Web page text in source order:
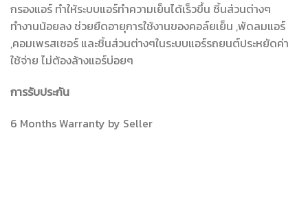
กรองแอร์ ทำให้ระบบแอร์ทำความเย็นได้เร็วขึ้น ชิ้นส่วนต่างๆ
ทำงานน้อยลง ช่วยยืดอายุการใช้งานของคอล์ยเย็น ,พัดลมแอร์
,คอมเพรสเซอร์ และชิ้นส่วนต่างๆในระบบแอร์รถยนต์ประหยัดค่า
ใช้จ่าย ไม่ต้องล้างแอร์บ่อยๆ
การรับประกัน
6 Months Warranty by Seller